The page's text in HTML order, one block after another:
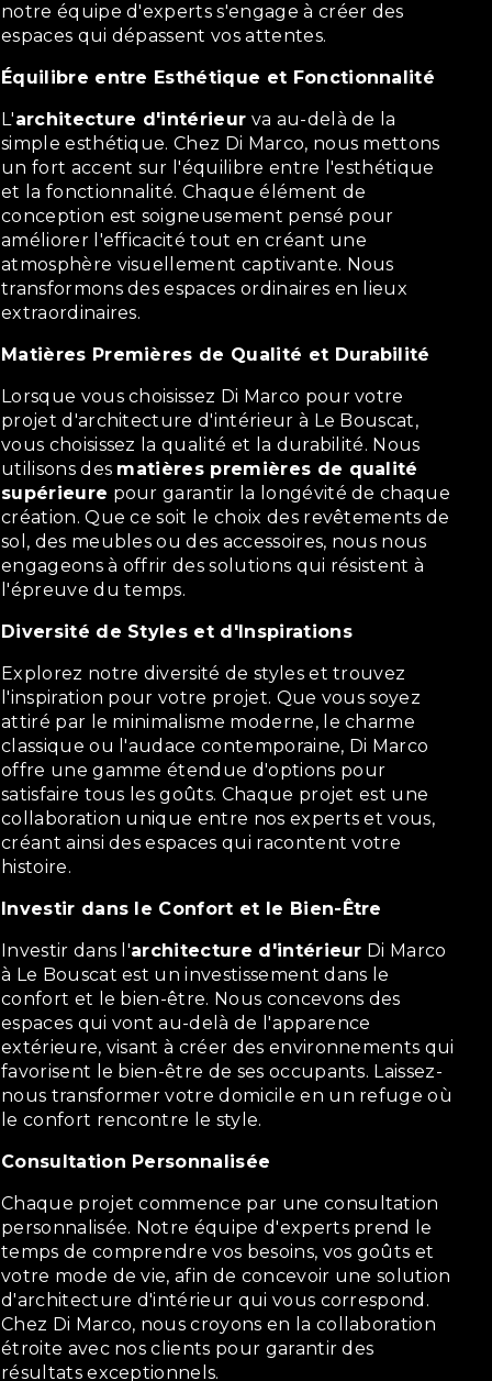
notre équipe d'experts s'engage à créer des
espaces qui dépassent vos attentes.
Équilibre entre Esthétique et Fonctionnalité
L'architecture d'intérieur va au-delà de la
simple esthétique. Chez Di Marco, nous mettons
un fort accent sur l'équilibre entre l'esthétique
et la fonctionnalité. Chaque élément de
conception est soigneusement pensé pour
améliorer l'efficacité tout en créant une
atmosphère visuellement captivante. Nous
transformons des espaces ordinaires en lieux
extraordinaires.
Matières Premières de Qualité et Durabilité
Lorsque vous choisissez Di Marco pour votre
projet d'architecture d'intérieur à Le Bouscat,
vous choisissez la qualité et la durabilité. Nous
utilisons des matières premières de qualité
supérieure pour garantir la longévité de chaque
création. Que ce soit le choix des revêtements de
sol, des meubles ou des accessoires, nous nous
engageons à offrir des solutions qui résistent à
l'épreuve du temps.
Diversité de Styles et d'Inspirations
Explorez notre diversité de styles et trouvez
l'inspiration pour votre projet. Que vous soyez
attiré par le minimalisme moderne, le charme
classique ou l'audace contemporaine, Di Marco
offre une gamme étendue d'options pour
satisfaire tous les goûts. Chaque projet est une
collaboration unique entre nos experts et vous,
créant ainsi des espaces qui racontent votre
histoire.
Investir dans le Confort et le Bien-Être
Investir dans l'architecture d'intérieur Di Marco
à Le Bouscat est un investissement dans le
confort et le bien-être. Nous concevons des
espaces qui vont au-delà de l'apparence
extérieure, visant à créer des environnements qui
favorisent le bien-être de ses occupants. Laissez-
nous transformer votre domicile en un refuge où
le confort rencontre le style.
Consultation Personnalisée
Chaque projet commence par une consultation
personnalisée. Notre équipe d'experts prend le
temps de comprendre vos besoins, vos goûts et
votre mode de vie, afin de concevoir une solution
d'architecture d'intérieur qui vous correspond.
Chez Di Marco, nous croyons en la collaboration
étroite avec nos clients pour garantir des
résultats exceptionnels.